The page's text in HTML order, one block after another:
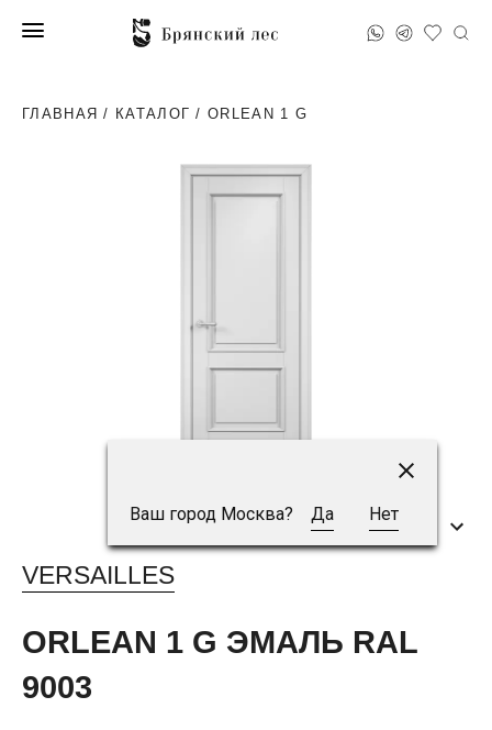
Ваш город Москва? Да Нет
ГЛАВНАЯ / КАТАЛОГ / ORLEAN 1 G
VERSAILLES
ORLEAN 1 G ЭМАЛЬ RAL
9003